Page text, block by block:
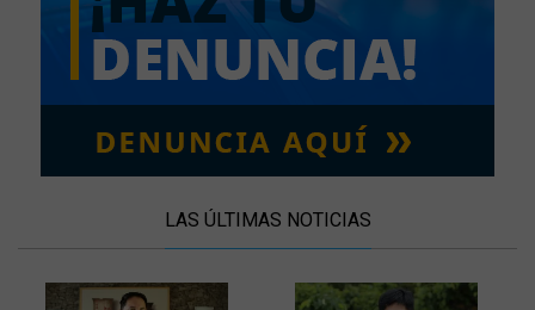
LAS ÚLTIMAS NOTICIAS